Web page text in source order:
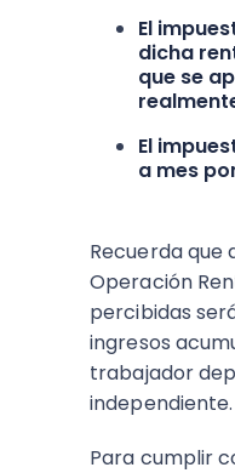
El
dicha
que se
El
a mes
Recuerda que
Operación
percibidas
ingresos
trabajador
independiente.
Para cumplir